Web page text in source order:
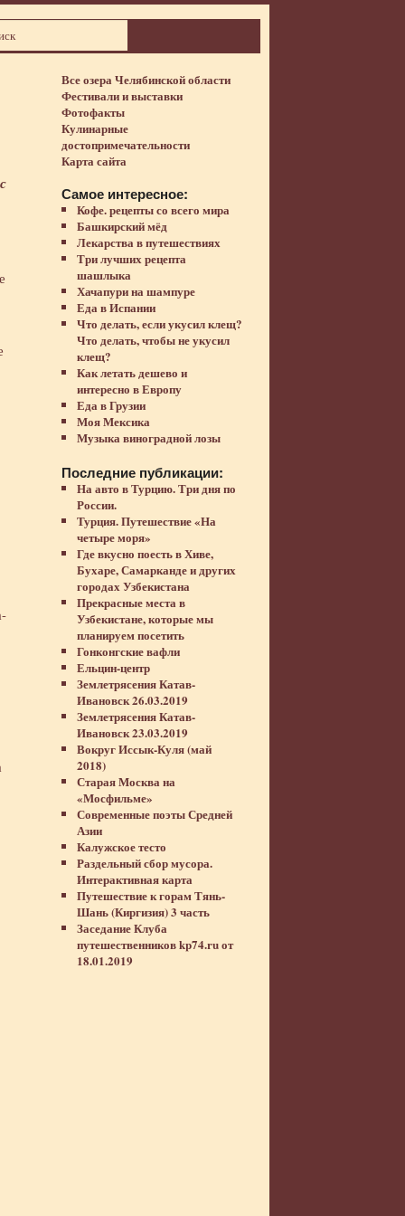
Все озера Челябинской области
Фестивали и выставки
Фотофакты
Кулинарные
достопримечательности
Карта сайта
Самое интересное:
Кофе. рецепты со всего мира
Башкирский мёд
Лекарства в путешествиях
Три лучших рецепта
шашлыка
Хачапури на шампуре
Еда в Испании
Что делать, если укусил клещ?
Что делать, чтобы не укусил
клещ?
Как летать дешево и
интересно в Европу
Еда в Грузии
Моя Мексика
Музыка виноградной лозы
Последние публикации:
На авто в Турцию. Три дня по
России.
Турция. Путешествие «На
четыре моря»
Где вкусно поесть в Хиве,
Бухаре, Самарканде и других
городах Узбекистана
Прекрасные места в
Узбекистане, которые мы
планируем посетить
Гонконгские вафли
Ельцин-центр
Землетрясения Катав-
Ивановск 26.03.2019
Землетрясения Катав-
Ивановск 23.03.2019
Вокруг Иссык-Куля (май
2018)
Старая Москва на
«Мосфильме»
Современные поэты Средней
Азии
Калужское тесто
Раздельный сбор мусора.
Интерактивная карта
Путешествие к горам Тянь-
Шань (Киргизия) 3 часть
Заседание Клуба
путешественников kp74.ru от
18.01.2019